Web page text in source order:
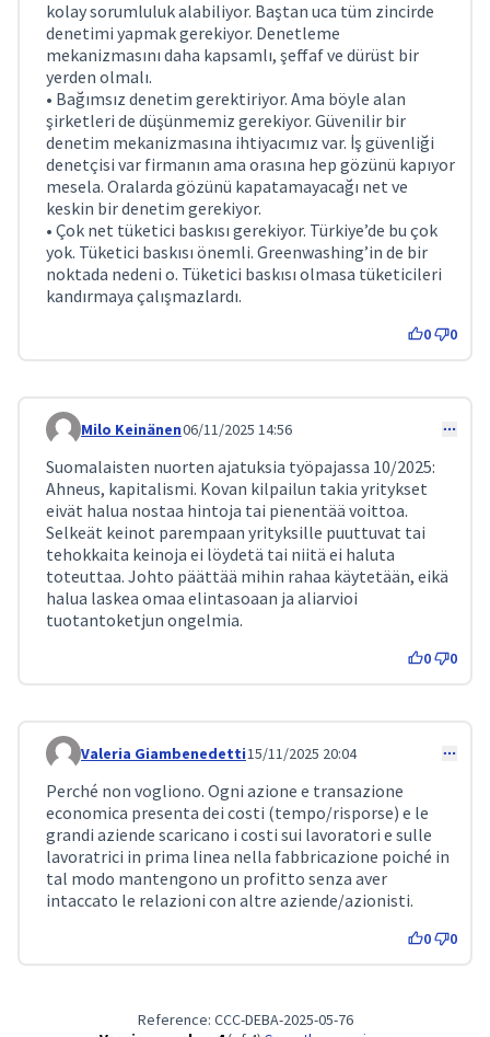
kolay sorumluluk alabiliyor. Baştan uca tüm zincirde
denetimi yapmak gerekiyor. Denetleme
mekanizmasını daha kapsamlı, şeffaf ve dürüst bir
yerden olmalı.
• Bağımsız denetim gerektiriyor. Ama böyle alan
şirketleri de düşünmemiz gerekiyor. Güvenilir bir
denetim mekanizmasına ihtiyacımız var. İş güvenliği
denetçisi var firmanın ama orasına hep gözünü kapıyor
mesela. Oralarda gözünü kapatamayacağı net ve
keskin bir denetim gerekiyor.
• Çok net tüketici baskısı gerekiyor. Türkiye’de bu çok
yok. Tüketici baskısı önemli. Greenwashing’in de bir
noktada nedeni o. Tüketici baskısı olmasa tüketicileri
kandırmaya çalışmazlardı.
0 0
Comment 380
Milo Keinänen06/11/2025 14:56
Suomalaisten nuorten ajatuksia työpajassa 10/2025:
Ahneus, kapitalismi. Kovan kilpailun takia yritykset
eivät halua nostaa hintoja tai pienentää voittoa.
Selkeät keinot parempaan yrityksille puuttuvat tai
tehokkaita keinoja ei löydetä tai niitä ei haluta
toteuttaa. Johto päättää mihin rahaa käytetään, eikä
halua laskea omaa elintasoaan ja aliarvioi
tuotantoketjun ongelmia.
0 0
Comment 451
Valeria Giambenedetti15/11/2025 20:04
Perché non vogliono. Ogni azione e transazione
economica presenta dei costi (tempo/risporse) e le
grandi aziende scaricano i costi sui lavoratori e sulle
lavoratrici in prima linea nella fabbricazione poiché in
tal modo mantengono un profitto senza aver
intaccato le relazioni con altre aziende/azionisti.
0 0
Reference: CCC-DEBA-2025-05-76